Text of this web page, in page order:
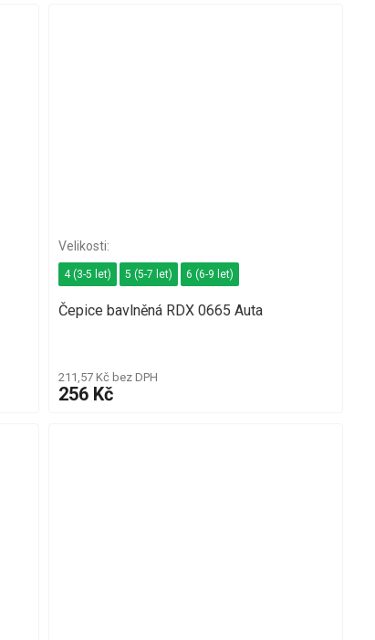
Čepice bavlněná RDX 0665 Auta
211,57 Kč bez DPH
256 Kč
4 (3-5 let) 5 (5-7 let) 6 (6-9 let)